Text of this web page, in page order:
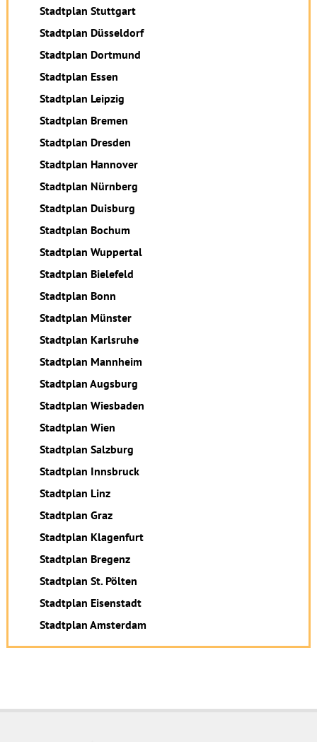
Stadtplan Stuttgart
Stadtplan Düsseldorf
Stadtplan Dortmund
Stadtplan Essen
Stadtplan Leipzig
Stadtplan Bremen
Stadtplan Dresden
Stadtplan Hannover
Stadtplan Nürnberg
Stadtplan Duisburg
Stadtplan Bochum
Stadtplan Wuppertal
Stadtplan Bielefeld
Stadtplan Bonn
Stadtplan Münster
Stadtplan Karlsruhe
Stadtplan Mannheim
Stadtplan Augsburg
Stadtplan Wiesbaden
Stadtplan Wien
Stadtplan Salzburg
Stadtplan Innsbruck
Stadtplan Linz
Stadtplan Graz
Stadtplan Klagenfurt
Stadtplan Bregenz
Stadtplan St. Pölten
Stadtplan Eisenstadt
Stadtplan Amsterdam